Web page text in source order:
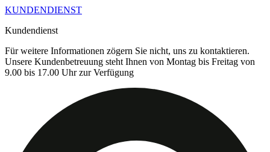
KUNDENDIENST
Kundendienst
Für weitere Informationen zögern Sie nicht, uns zu kontaktieren.
Unsere Kundenbetreuung steht Ihnen von Montag bis Freitag von
9.00 bis 17.00 Uhr zur Verfügung